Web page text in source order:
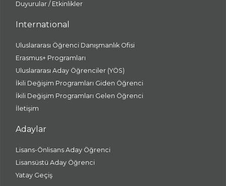
Duyurular / Etkinlikler
International
Uluslararası Öğrenci Danışmanlık Ofisi
Erasmus+ Programları
Uluslararası Aday Öğrenciler (YÖS)
İkili Değişim Programları Giden Öğrenci
İkili Değişim Programları Gelen Öğrenci
İletişim
Adaylar
Lisans-Önlisans Aday Öğrenci
Lisansüstü Aday Öğrenci
Yatay Geçiş